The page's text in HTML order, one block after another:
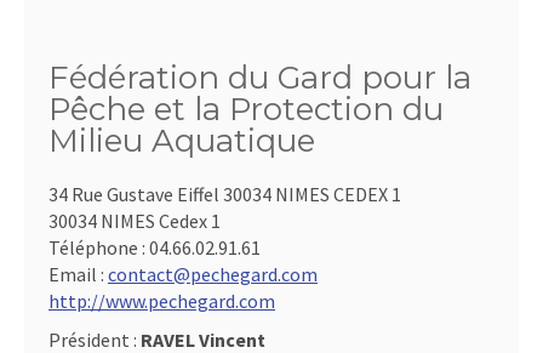
Fédération du Gard pour la
Pêche et la Protection du
Milieu Aquatique
34 Rue Gustave Eiffel 30034 NIMES CEDEX 1
30034 NIMES Cedex 1
Téléphone : 04.66.02.91.61
Email : contact@pechegard.com
http://www.pechegard.com
Président : RAVEL Vincent